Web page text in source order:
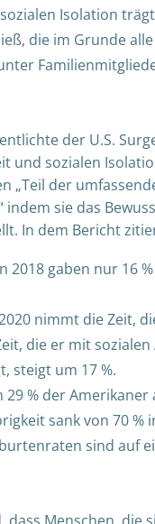
Isolation
die im Grunde
der U.S.
und sozialen
„Teil der
indem sie das
In dem Bericht
2018 gaben nur 16
nimmt die Zeit,
die er mit
steigt um 17 %.
29 % der
sank von 70 %
sind auf